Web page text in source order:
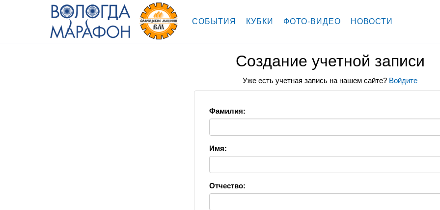
СОБЫТИЯ КУБКИ ФОТО-ВИДЕО НОВОСТИ
Создание учетной записи
Уже есть учетная запись на нашем сайте? Войдите
Фамилия:
Имя:
Отчество: